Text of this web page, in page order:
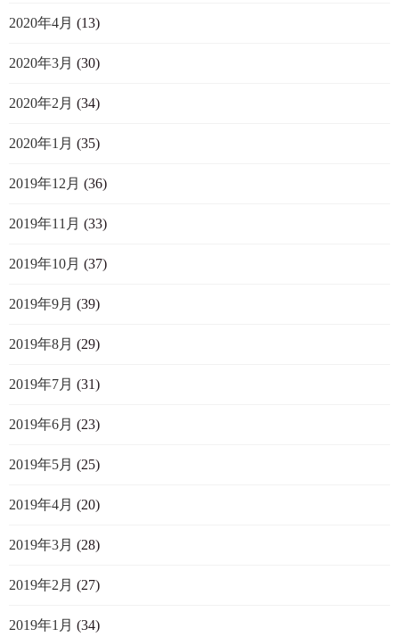
2020年4月 (13)
2020年3月 (30)
2020年2月 (34)
2020年1月 (35)
2019年12月 (36)
2019年11月 (33)
2019年10月 (37)
2019年9月 (39)
2019年8月 (29)
2019年7月 (31)
2019年6月 (23)
2019年5月 (25)
2019年4月 (20)
2019年3月 (28)
2019年2月 (27)
2019年1月 (34)